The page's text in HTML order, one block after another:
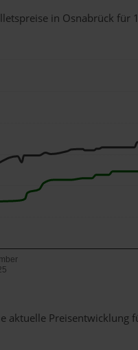
in Osnabrück für
aktuelle Preisentwicklung